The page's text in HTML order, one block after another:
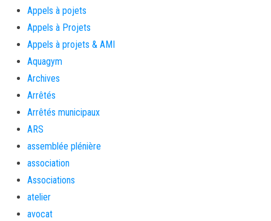
Appels à pojets
Appels à Projets
Appels à projets & AMI
Aquagym
Archives
Arrêtés
Arrêtés municipaux
ARS
assemblée plénière
association
Associations
atelier
avocat